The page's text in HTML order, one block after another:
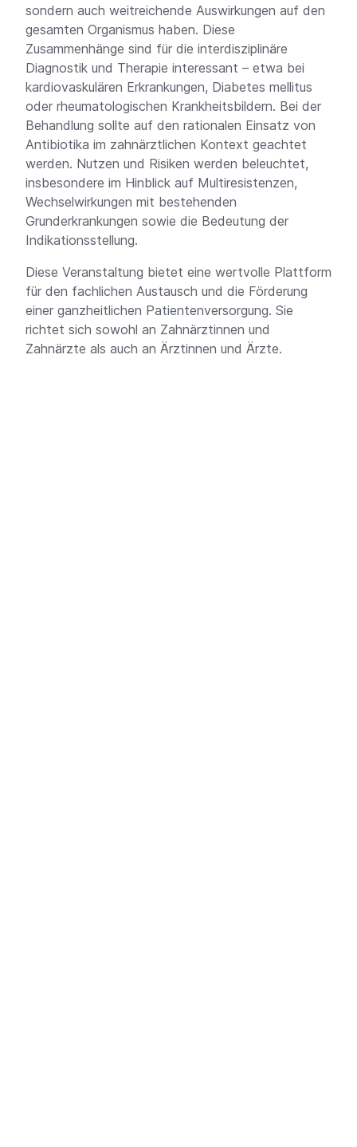
sondern auch weitreichende Auswirkungen auf den
gesamten Organismus haben. Diese
Zusammenhänge sind für die interdisziplinäre
Diagnostik und Therapie interessant – etwa bei
kardiovaskulären Erkrankungen, Diabetes mellitus
oder rheumatologischen Krankheitsbildern. Bei der
Behandlung sollte auf den rationalen Einsatz von
Antibiotika im zahnärztlichen Kontext geachtet
werden. Nutzen und Risiken werden beleuchtet,
insbesondere im Hinblick auf Multiresistenzen,
Wechselwirkungen mit bestehenden
Grunderkrankungen sowie die Bedeutung der
Indikationsstellung.
Diese Veranstaltung bietet eine wertvolle Plattform
für den fachlichen Austausch und die Förderung
einer ganzheitlichen Patientenversorgung. Sie
richtet sich sowohl an Zahnärztinnen und
Zahnärzte als auch an Ärztinnen und Ärzte.